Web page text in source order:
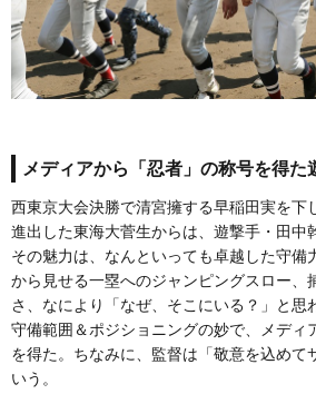
メディアから「忍者」の称号を得た
西東京大会決勝で清宮擁する早稲田実を下
進出した東海大菅生からは、遊撃手・田中
その魅力は、なんといっても卓越した守備
から見せる一塁へのジャンピングスロー、
さ、なにより「なぜ、そこにいる？」と思
守備範囲＆ポジショニングの妙で、メディ
を得た。ちなみに、監督は「敬意を込めて
いう。